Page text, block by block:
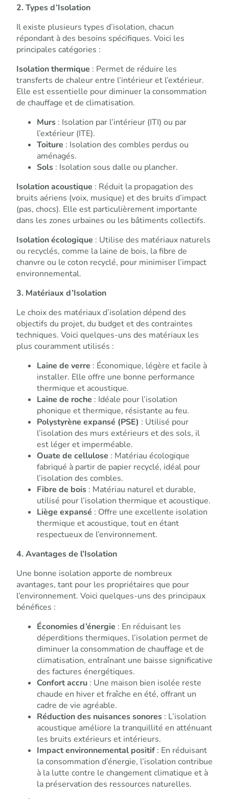
2. Types d’Isolation
Il existe plusieurs types d’isolation, chacun
répondant à des besoins spécifiques. Voici les
principales catégories :
Isolation thermique : Permet de réduire les
transferts de chaleur entre l’intérieur et l’extérieur.
Elle est essentielle pour diminuer la consommation
de chauffage et de climatisation.
Murs : Isolation par l’intérieur (ITI) ou par
l’extérieur (ITE).
Toiture : Isolation des combles perdus ou
aménagés.
Sols : Isolation sous dalle ou plancher.
Isolation acoustique : Réduit la propagation des
bruits aériens (voix, musique) et des bruits d’impact
(pas, chocs). Elle est particulièrement importante
dans les zones urbaines ou les bâtiments collectifs.
Isolation écologique : Utilise des matériaux naturels
ou recyclés, comme la laine de bois, la fibre de
chanvre ou le coton recyclé, pour minimiser l’impact
environnemental.
3. Matériaux d’Isolation
Le choix des matériaux d’isolation dépend des
objectifs du projet, du budget et des contraintes
techniques. Voici quelques-uns des matériaux les
plus couramment utilisés :
Laine de verre : Économique, légère et facile à
installer. Elle offre une bonne performance
thermique et acoustique.
Laine de roche : Idéale pour l’isolation
phonique et thermique, résistante au feu.
Polystyrène expansé (PSE) : Utilisé pour
l’isolation des murs extérieurs et des sols, il
est léger et imperméable.
Ouate de cellulose : Matériau écologique
fabriqué à partir de papier recyclé, idéal pour
l’isolation des combles.
Fibre de bois : Matériau naturel et durable,
utilisé pour l’isolation thermique et acoustique.
Liège expansé : Offre une excellente isolation
thermique et acoustique, tout en étant
respectueux de l’environnement.
4. Avantages de l’Isolation
Une bonne isolation apporte de nombreux
avantages, tant pour les propriétaires que pour
l’environnement. Voici quelques-uns des principaux
bénéfices :
Économies d’énergie : En réduisant les
déperditions thermiques, l’isolation permet de
diminuer la consommation de chauffage et de
climatisation, entraînant une baisse significative
des factures énergétiques.
Confort accru : Une maison bien isolée reste
chaude en hiver et fraîche en été, offrant un
cadre de vie agréable.
Réduction des nuisances sonores : L’isolation
acoustique améliore la tranquillité en atténuant
les bruits extérieurs et intérieurs.
Impact environnemental positif : En réduisant
la consommation d’énergie, l’isolation contribue
à la lutte contre le changement climatique et à
la préservation des ressources naturelles.